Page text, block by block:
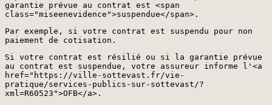
garantie prévue au contrat est <span
class="miseenevidence">suspendue</span>.
Par exemple, si votre contrat est suspendu pour non
paiement de cotisation.
Si votre contrat est résilié ou si la garantie prévue
au contrat est suspendue, votre assureur informe l'<a
href="https://ville-sottevast.fr/vie-
pratique/services-publics-sur-sottevast/?
xml=R60523">OFB</a>.